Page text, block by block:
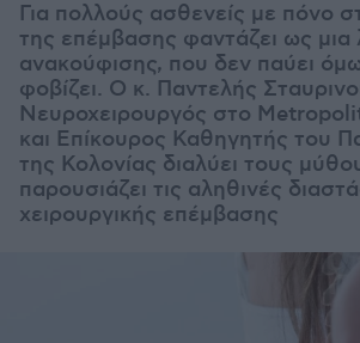
Για πολλούς ασθενείς με πόνο
της επέμβασης φαντάζει ως μια
ανακούφισης, που δεν παύει
φοβίζει. Ο κ. Παντελής
Νευροχειρουργός στο
και Επίκουρος Καθηγητής του
της Κολονίας διαλύει τους
παρουσιάζει τις αληθινές
χειρουργικής επέμβασης